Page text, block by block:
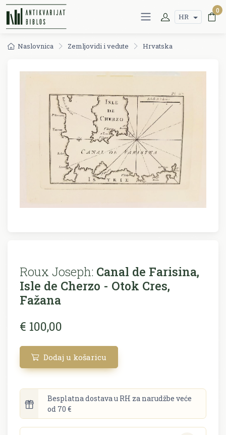
HR
0
Naslovnica Zemljovidi i vedute Hrvatska
Roux Joseph: Canal de Farisina,
Isle de Cherzo - Otok Cres,
Fažana
€ 100,00
Dodaj u košaricu
Besplatna dostava u RH za narudžbe veće
od 70 €